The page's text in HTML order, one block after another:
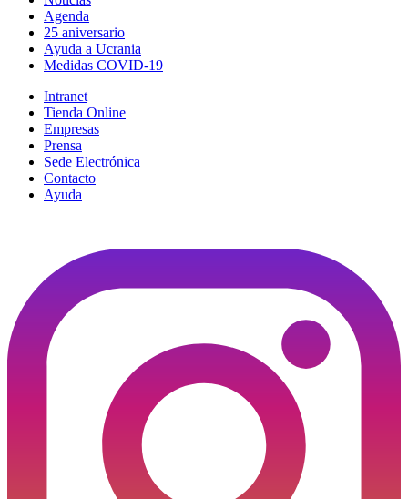
Agenda
25 aniversario
Ayuda a Ucrania
Medidas COVID-19
Intranet
Tienda Online
Empresas
Prensa
Sede Electrónica
Contacto
Ayuda